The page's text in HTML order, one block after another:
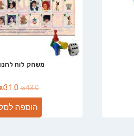
משחק לוח
₪43.0
31.0
הוספה